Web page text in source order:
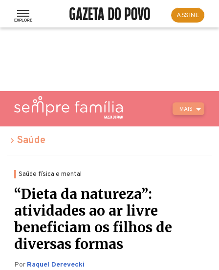
ASSINE
MAIS
Saúde
Saúde física e mental
“Dieta da natureza”:
atividades ao ar livre
beneficiam os filhos de
diversas formas
Por Raquel Derevecki